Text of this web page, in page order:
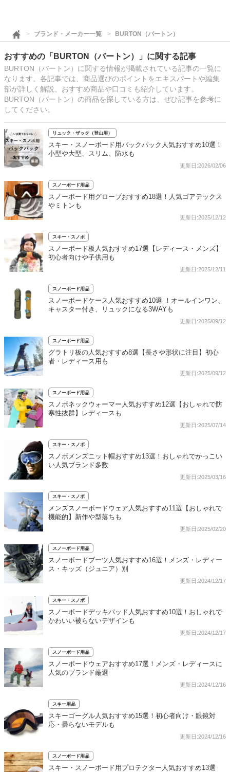
ブランド・メーカー一覧 BURTON（バートン）
おすすめの「BURTON（バートン）」に関する記事
BURTON（バートン）に関する情報が掲載されている記事の一覧に
なります。各記事では、商品選びのポイントをエキスパートや編集
部が詳しく解説、おすすめ商品や口コミも紹介しています。
BURTON（バートン）の商品を探している方は、ぜひ記事を参考に
してください。
リュック・ザック（登山用）
スキー・スノーボード用バックパック人気おすすめ10選！
小型や大型、スリム、防水も
更新日:2026/02/06
スノーボード用品
スノーボード用グローブおすすめ18選！人気ゴアテックス
やミトンも
更新日:2025/12/12
スキー・スノボ
スノーボード板人気おすすめ17選【レディース・メンズ】
初心者向けや子供用も
更新日:2025/12/11
スノーボード用品
スノーボードケース人気おすすめ10選 ！オールインワン、
キャスター付き、リュックになる3WAYも
更新日:2025/09/12
スノーボード用品
グラトリ板の人気おすすめ8選【長さや形状に注目】初心
者・レディース用も
更新日:2025/09/12
スノーボード用品
スノボネックウォーマー人気おすすめ12選【おしゃれで防
寒性抜群】レディースも
更新日:2025/07/14
スキー・スノボ
スノボメンズニット帽おすすめ13選！おしゃれでかっこい
い人気ブランド多数
更新日:2025/03/16
スキー・スノボ
メンズスノーボードウェア人気おすすめ11選【おしゃれで
機能的】新作や型落ちも
更新日:2025/02/20
スノーボード用品
スノーボードブーツ人気おすすめ16選！メンズ・レディー
ス・キッズ（ジュニア）別
更新日:2024/12/17
スキー・スノボ
スノーボードデッキパッド人気おすすめ10選！おしゃれで
かわいい被らないデザインも
更新日:2024/12/17
スノーボード用品
スノーボードウェアおすすめ17選！メンズ・レディースに
人気のブランド厳選
更新日:2024/12/16
スキー用品
スキーゴーグル人気おすすめ15選！初心者向け・眼鏡対
応・曇らないモデルも
更新日:2024/12/16
スノーボード用品
スキー・スノーボード用プロテクター人気おすすめ13選